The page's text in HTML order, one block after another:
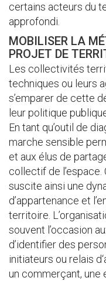
certains acteurs du
approfondi.
MOBILISER LA
PROJET DE
Les collectivités
techniques ou leurs
s’emparer de cette
leur politique
En tant qu’outil de
marche sensible
et aux élus de
collectif de
suscite ainsi une
d’appartenance et
territoire.
souvent l’occasion
d’identifier des
initiateurs ou relais
un commerçant, une